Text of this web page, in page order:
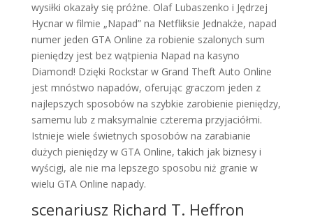
wysiłki okazały się próżne. Olaf Lubaszenko i Jędrzej
Hycnar w filmie „Napad” na Netfliksie Jednakże, napad
numer jeden GTA Online za robienie szalonych sum
pieniędzy jest bez wątpienia Napad na kasyno
Diamond! Dzięki Rockstar w Grand Theft Auto Online
jest mnóstwo napadów, oferując graczom jeden z
najlepszych sposobów na szybkie zarobienie pieniędzy,
samemu lub z maksymalnie czterema przyjaciółmi.
Istnieje wiele świetnych sposobów na zarabianie
dużych pieniędzy w GTA Online, takich jak biznesy i
wyścigi, ale nie ma lepszego sposobu niż granie w
wielu GTA Online napady.
scenariusz Richard T. Heffron